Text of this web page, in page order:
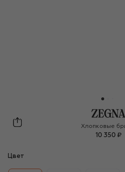
Zegna
Хлопковые
10 350 ₽
Цвет